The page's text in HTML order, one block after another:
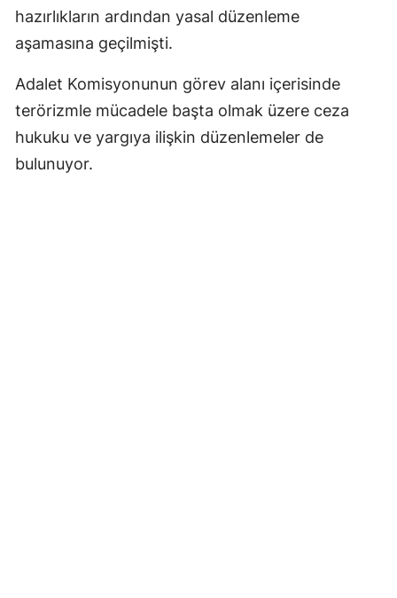
hazırlıkların ardından yasal düzenleme
aşamasına geçilmişti.
Adalet Komisyonunun görev alanı içerisinde
terörizmle mücadele başta olmak üzere ceza
hukuku ve yargıya ilişkin düzenlemeler de
bulunuyor.